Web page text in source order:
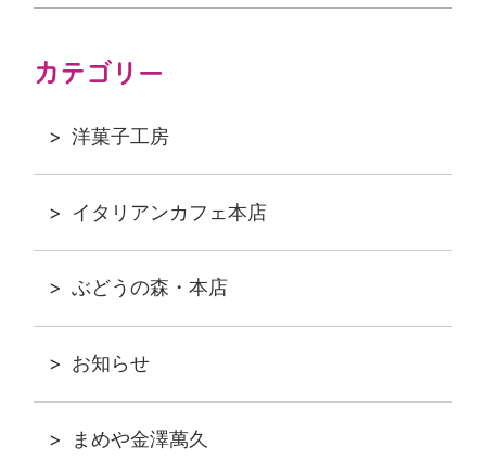
カテゴリー
洋菓子工房
イタリアンカフェ本店
ぶどうの森・本店
お知らせ
まめや金澤萬久